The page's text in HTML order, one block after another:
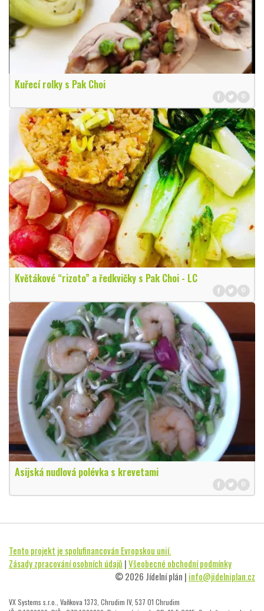
Kuřecí rolky s Pak Choi
Květákové “rizoto” a ředkvičky s Pak Choi - LC
Asijská nudlová polévka s krevetami
Tento projekt je spolufinancován Evropskou unií.
Zásady zpracování osobních údajů |Všeobecné obchodní podmínky
© 2026 Jídelní plán | info@jidelniplan.cz
VX Systems s.r.o., Vaňkova 1373, Chrudim IV, 537 01 Chrudim